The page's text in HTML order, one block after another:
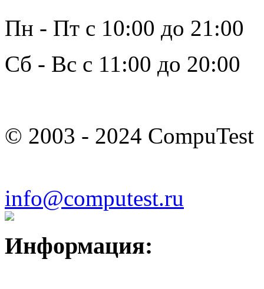
Пн - Пт с 10:00 до 21:00
Сб - Вс с 11:00 до 20:00
© 2003 - 2024 CompuTest
info@computest.ru
Информация: